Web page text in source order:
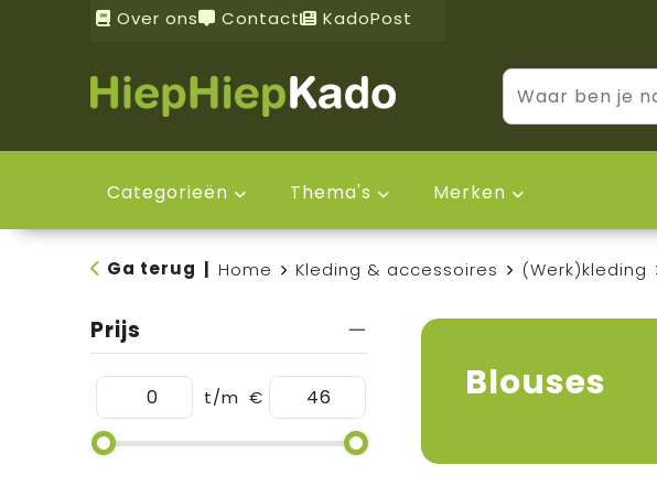
Over ons Contact KadoPost
Categorieën Thema's Merken
Ga terug Home Kleding & accessoires (Werk)kleding
Prijs
t/m € Blouses